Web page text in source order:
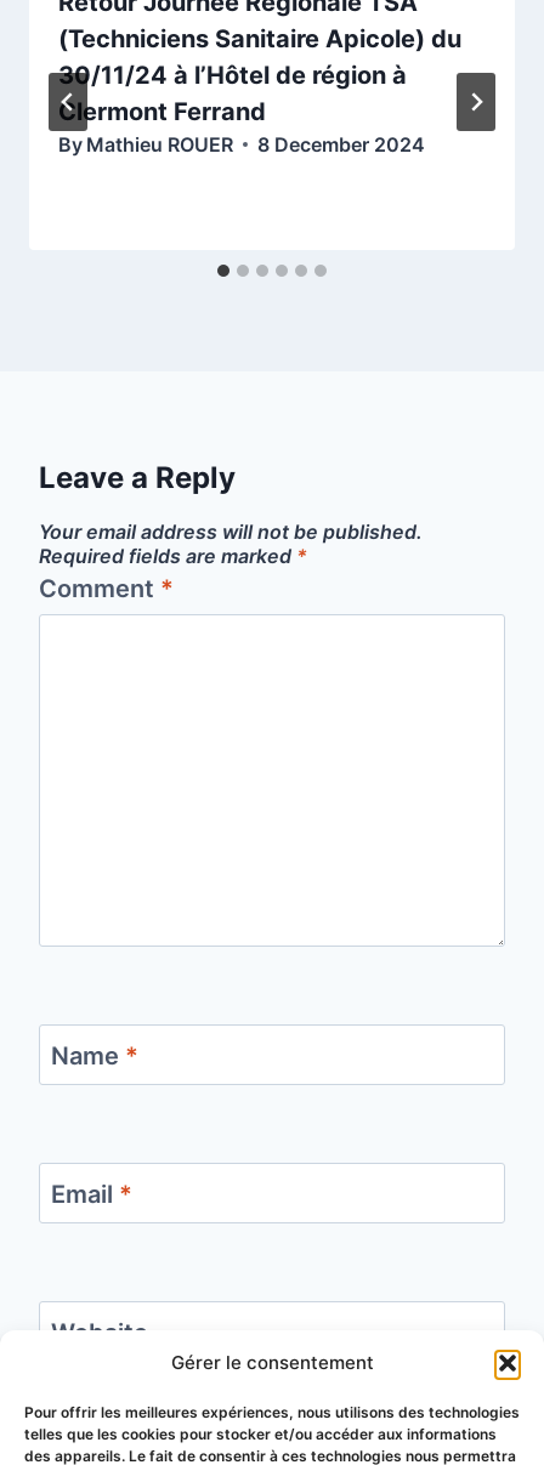
Gérer le consentement
Pour offrir les meilleures expériences, nous utilisons des technologies
telles que les cookies pour stocker et/ou accéder aux informations
des appareils. Le fait de consentir à ces technologies nous permettra
(Techniciens Sanitaire Apicole) du
30/11/24 à l’Hôtel de région à
Clermont Ferrand
By Mathieu ROUER 8 December 2024
Leave a Reply
Your email address will not be published.
Required fields are marked *
Comment *
Name *
Email *
Website
Save my name, email, and website in this
browser for the next time I comment.